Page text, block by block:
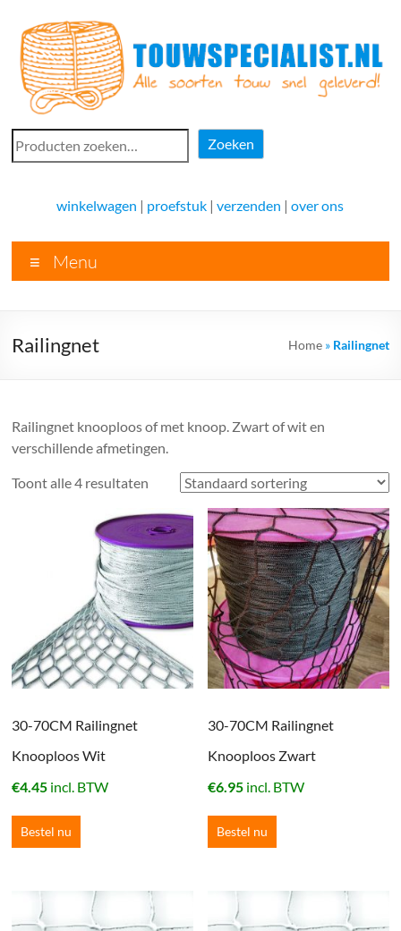
naar
inhoud
Touwspecialist.nl
voor
vele
soorten
goed
Zoeken
Zoeken
winkelwagen | proefstuk |verzenden |over ons
Menu
Railingnet Home» Railingnet
Railingnet knooploos of met knoop. Zwart of wit en
verschillende afmetingen.
Toont alle 4 resultaten
30-70CM Railingnet
Knooploos Wit
€4.45 incl. BTW
Bestel nu
30-70CM Railingnet
Knooploos Zwart
€6.95 incl. BTW
Bestel nu